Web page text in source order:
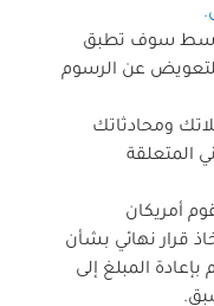
سوف تطبق
عن الرسوم
ومحادثاتك
المتعلقة
أمريكان
قرار نهائي بشأن
بإعادة المبلغ إلى